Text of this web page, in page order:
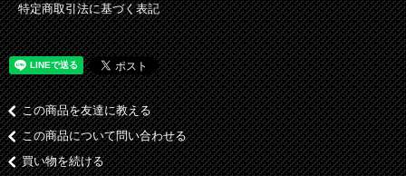
特定商取引法に基づく表記
この商品を友達に教える
この商品について問い合わせる
買い物を続ける